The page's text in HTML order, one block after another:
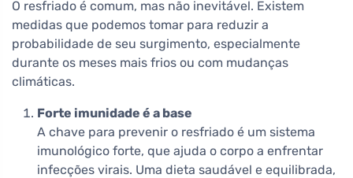
O resfriado é comum, mas não inevitável. Existem
medidas que podemos tomar para reduzir a
probabilidade de seu surgimento, especialmente
durante os meses mais frios ou com mudanças
climáticas.
Forte imunidade é a base
A chave para prevenir o resfriado é um sistema
imunológico forte, que ajuda o corpo a enfrentar
infecções virais. Uma dieta saudável e equilibrada,